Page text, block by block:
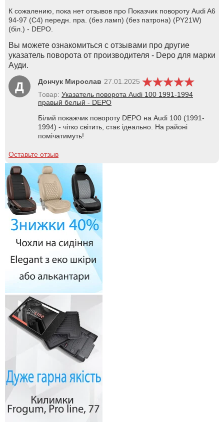
К сожалению, пока нет отзывов про Показчик повороту Audi A6
94-97 (C4) передн. пра. (без ламп) (без патрона) (PY21W)
(біл.) - DEPO.
Вы можете ознакомиться с отзывами про другие
указатель поворота от производителя - Depo для марки
Ауди.
Д Дончук Мирослав 27.01.2025
Товар: Указатель поворота Audi 100 1991-1994
правый белый - DEPO
Білий покажчик повороту DEPO на Audi 100 (1991-
1994) - чітко світить, стає ідеально. На районі
помічатимуть!
Оставьте отзыв